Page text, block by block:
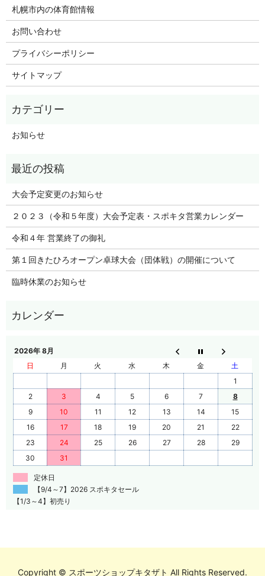
札幌市内の体育館情報
お問い合わせ
プライバシーポリシー
サイトマップ
お知らせ
大会予定変更のお知らせ
２０２３（令和５年度）大会予定表・スポキタ営業カレンダー
令和４年 営業終了の御礼
第１回きたひろオープン卓球大会（団体戦）の開催について
臨時休業のお知らせ
2026年 8月
日
月 火 水 木 金
土
1
2
3 4 5 6 7
8
9
10 11 12 13 14
15
16
17 18 19 20 21
22
23
24 25 26 27 28
29
30
31
定休日
【9/4～7】2026 スポキタセール
【1/3～4】初売り
Copyright © スポーツショップキタザト All Rights Reserved.